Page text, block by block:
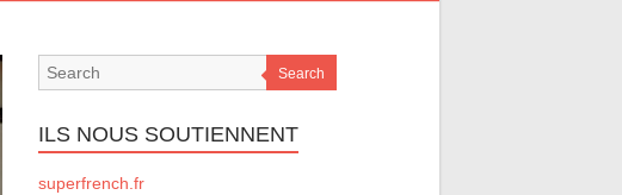
Search
ILS NOUS SOUTIENNENT
superfrench.fr